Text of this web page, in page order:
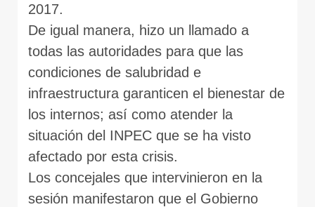
2017.
De igual manera, hizo un llamado a
todas las autoridades para que las
condiciones de salubridad e
infraestructura garanticen el bienestar de
los internos; así como atender la
situación del INPEC que se ha visto
afectado por esta crisis.
Los concejales que intervinieron en la
sesión manifestaron que el Gobierno